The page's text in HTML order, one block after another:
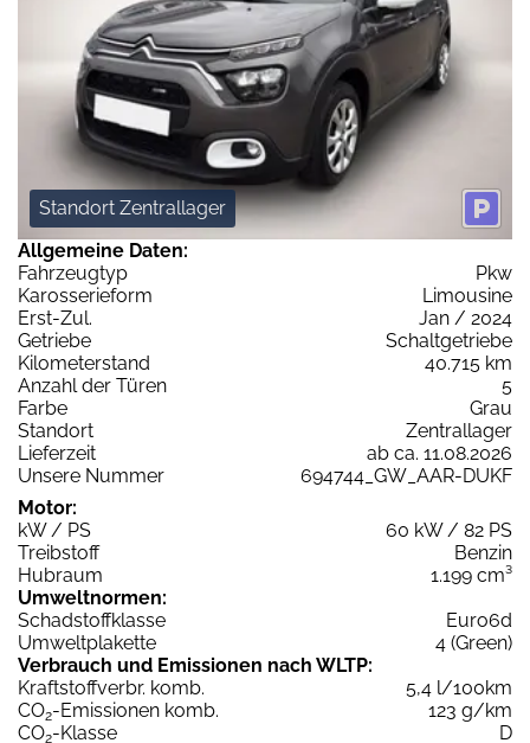
Standort Zentrallager
Allgemeine Daten:
Fahrzeugtyp
Pkw
Karosserieform
Limousine
Erst-Zul.
Jan / 2024
Getriebe
Schaltgetriebe
Kilometerstand
40.715 km
Anzahl der Türen
5
Farbe
Grau
Standort
Zentrallager
Lieferzeit
ab ca. 11.08.2026
Unsere Nummer
694744_GW_AAR-DUKF
Motor:
kW / PS
60 kW / 82 PS
Treibstoff
Benzin
Hubraum
1.199 cm³
Umweltnormen:
Schadstoffklasse
Euro6d
Umweltplakette
4 (Green)
Verbrauch und Emissionen nach WLTP:
Kraftstoffverbr. komb.
5,4 l/100km
CO2-Emissionen komb.
123 g/km
CO2-Klasse D